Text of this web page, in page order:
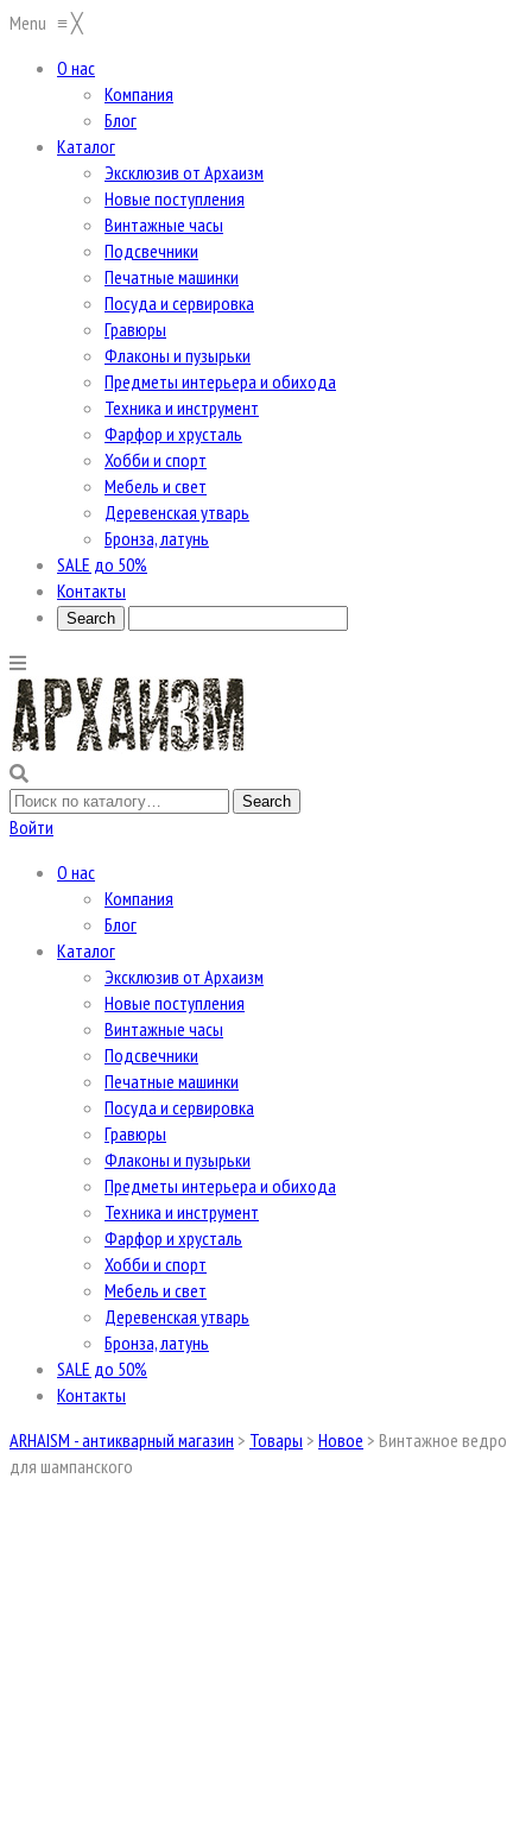
Menu ≡╳
О нас
Компания
Блог
Каталог
Эксклюзив от Архаизм
Новые поступления
Винтажные часы
Подсвечники
Печатные машинки
Посуда и сервировка
Гравюры
Флаконы и пузырьки
Предметы интерьера и обихода
Техника и инструмент
Фарфор и хрусталь
Хобби и спорт
Мебель и свет
Деревенская утварь
Бронза, латунь
SALE до 50%
Контакты
Войти
О нас
Компания
Блог
Каталог
Эксклюзив от Архаизм
Новые поступления
Винтажные часы
Подсвечники
Печатные машинки
Посуда и сервировка
Гравюры
Флаконы и пузырьки
Предметы интерьера и обихода
Техника и инструмент
Фарфор и хрусталь
Хобби и спорт
Мебель и свет
Деревенская утварь
Бронза, латунь
SALE до 50%
Контакты
ARHAISM - антикварный магазин > Товары > Новое > Винтажное ведро
для шампанского